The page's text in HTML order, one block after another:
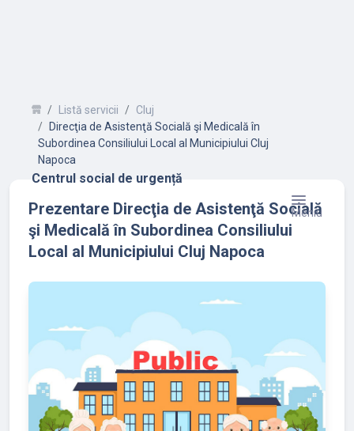
Listă servicii
Cluj
Direcţia de Asistenţă Socială şi Medicală în
Subordinea Consiliului Local al Municipiului Cluj
Napoca
Centrul social de urgență
Meniu
Prezentare Direcţia de Asistenţă Socială
şi Medicală în Subordinea Consiliului
Local al Municipiului Cluj Napoca